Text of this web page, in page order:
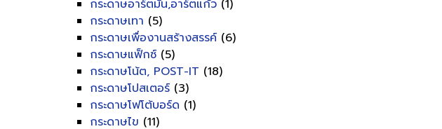
กระดาษอาร์ตมัน,อาร์ตแก้ว (1)
กระดาษเทา (5)
กระดาษเพื่องานสร้างสรรค์ (6)
กระดาษแฟ็กซ์ (5)
กระดาษโน้ต, POST-IT (18)
กระดาษโปสเตอร์ (3)
กระดาษโฟโต้บอร์ด (1)
กระดาษไข (11)